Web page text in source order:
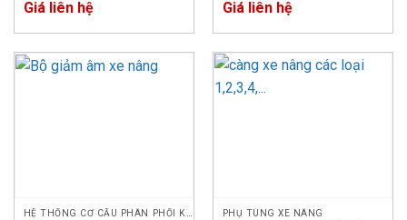
Giá liên hệ Giá liên hệ
PHỤ TÙNG XE NÂNG